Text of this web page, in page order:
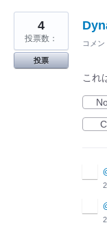
4
投票数：
投票
コメ
これ